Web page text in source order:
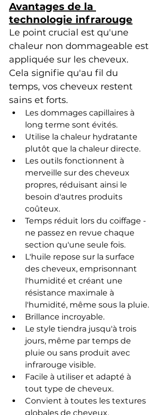
Avantages de la
technologie infrarouge
Le point crucial est qu'une
chaleur non dommageable est
appliquée sur les cheveux.
Cela signifie qu'au fil du
temps, vos cheveux restent
sains et forts.
Les dommages capillaires à
long terme sont évités.
Utilise la chaleur hydratante
plutôt que la chaleur directe.
Les outils fonctionnent à
merveille sur des cheveux
propres, réduisant ainsi le
besoin d'autres produits
coûteux.
Temps réduit lors du coiffage -
ne passez en revue chaque
section qu'une seule fois.
L'huile repose sur la surface
des cheveux, emprisonnant
l'humidité et créant une
résistance maximale à
l'humidité, même sous la pluie.
Brillance incroyable.
Le style tiendra jusqu'à trois
jours, même par temps de
pluie ou sans produit avec
infrarouge visible.
Facile à utiliser et adapté à
tout type de cheveux.
Convient à toutes les textures
globales de cheveux.